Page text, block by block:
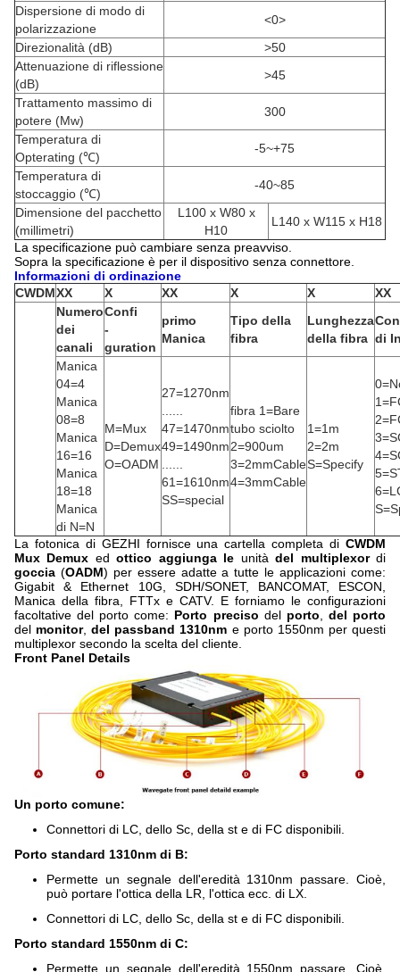
Dispersione di modo di
polarizzazione
<0>
Direzionalità (dB)
>50
Attenuazione di riflessione
(dB)
>45
Trattamento massimo di
potere (Mw)
300
Temperatura di
Opterating (℃)
-5~+75
Temperatura di
stoccaggio (℃)
-40~85
Dimensione del pacchetto
(millimetri)
L100 x W80 x
H10
L140 x W115 x H18
La specificazione può cambiare senza preavviso.
Sopra la specificazione è per il dispositivo senza connettore.
Informazioni di ordinazione
CWDMXX X XX X X
XX
Numero
dei
canali
Confi
-
guration
primo
Manica
Tipo della
fibra
Lunghezza
della fibra di
Manica
04=4
Manica
08=8
Manica
16=16
Manica
18=18
Manica
di N=N
M=Mux
D=Demux
O=OADM
27=1270nm
47=1470nm
49=1490nm
61=1610nm
SS=special
fibra 1=Bare
tubo sciolto
2=900um
3=2mmCable
4=3mmCable
1=1m
2=2m
S=Specify
La fotonica di GEZHI fornisce una cartella completa di CWDM
Mux Demux edottico aggiunga le unitàdel multiplexordi
goccia (OADM) per essere adatte a tutte le applicazioni come:
Gigabit & Ethernet 10G, SDH/SONET, BANCOMAT, ESCON,
Manica della fibra, FTTx e CATV. E forniamo le configurazioni
facoltative del porto come: Porto preciso del porto
del porto
del monitor,del passband 1310nm e porto 1550nm per questi
multiplexor secondo la scelta del cliente.
Front Panel Details
Un porto comune:
Connettori di LC, dello Sc, della st e di FC disponibili.
Porto standard 1310nm di B:
Permette un segnale dell'eredità 1310nm passare. Cioè,
può portare l'ottica della LR, l'ottica ecc. di LX.
Connettori di LC, dello Sc, della st e di FC disponibili.
Porto standard 1550nm di C:
Permette un segnale dell'eredità 1550nm passare. Cioè,